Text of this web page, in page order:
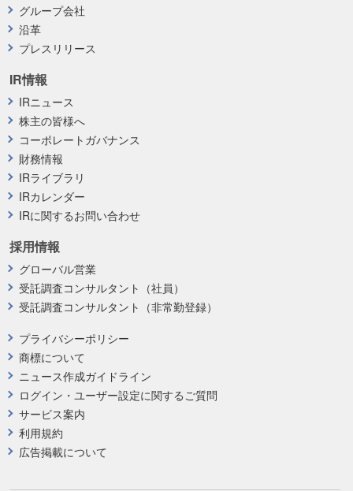
プライバシーポリシー
商標について
ニュース作成ガイドライン
ログイン・ユーザー設定に関するご質問
サービス案内
利用規約
広告掲載について
採用情報
グローバル営業
受託調査コンサルタント（社員）
受託調査コンサルタント（非常勤登録）
グループ会社
沿革
プレスリリース
IR情報
IRニュース
株主の皆様へ
コーポレートガバナンス
財務情報
IRライブラリ
IRカレンダー
IRに関するお問い合わせ